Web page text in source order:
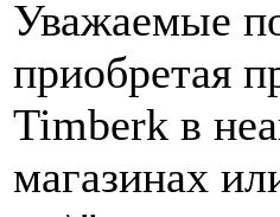
Уважаемые
приобретая
Timberk в
магазинах